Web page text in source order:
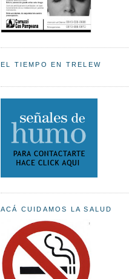
EL TIEMPO EN TRELEW
ACÁ CUIDAMOS LA SALUD